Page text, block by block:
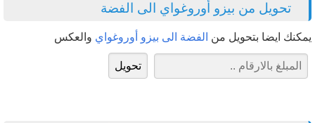
تحويل من بيزو أوروغواي الى الفضة
يمكنك ايضا بتحويل من الفضة الى بيزو أوروغواي والعكس